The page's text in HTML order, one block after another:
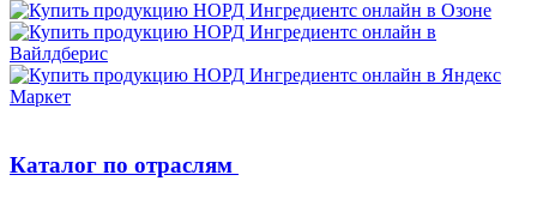
Каталог по отраслям